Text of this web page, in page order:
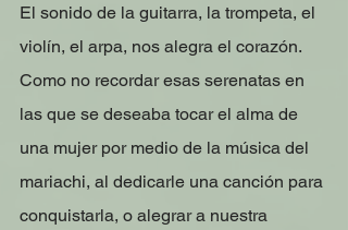
El sonido de la guitarra, la trompeta, el
violín, el arpa, nos alegra el corazón.
Como no recordar esas serenatas en
las que se deseaba tocar el alma de
una mujer por medio de la música del
mariachi, al dedicarle una canción para
conquistarla, o alegrar a nuestra